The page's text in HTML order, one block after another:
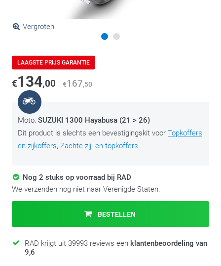
Vergroten
LAAGSTE PRIJS GARANTIE
€134,00 €167,50
Moto: SUZUKI 1300 Hayabusa (21 > 26)
Dit product is slechts een bevestigingskit voor Topkoffers
en zijkoffers, Zachte zij- en topkoffers
Nog 2 stuks op voorraad bij RAD
We verzenden nog niet naar Verenigde Staten.
BESTELLEN
RAD krijgt uit 39993 reviews een klantenbeoordeling van
9,6